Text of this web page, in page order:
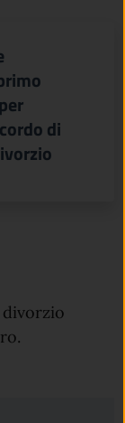
di
divorzio